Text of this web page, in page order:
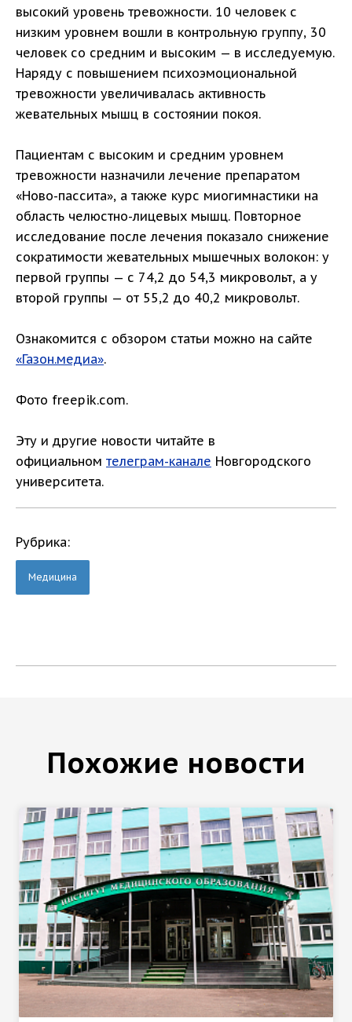
высокий уровень тревожности. 10 человек с
низким уровнем вошли в контрольную группу, 30
человек со средним и высоким — в исследуемую.
Наряду с повышением психоэмоциональной
тревожности увеличивалась активность
жевательных мышц в состоянии покоя.
Пациентам с высоким и средним уровнем
тревожности назначили лечение препаратом
«Ново-пассита», а также курс миогимнастики на
область челюстно-лицевых мышц. Повторное
исследование после лечения показало снижение
сократимости жевательных мышечных волокон: у
первой группы — с 74,2 до 54,3 микровольт, а у
второй группы — от 55,2 до 40,2 микровольт.
Ознакомится с обзором статьи можно на сайте
«Газон.медиа».
Фото freepik.com.
Эту и другие новости читайте в
официальном телеграм-канале Новгородского
университета.
Рубрика:
Медицина
Похожие новости